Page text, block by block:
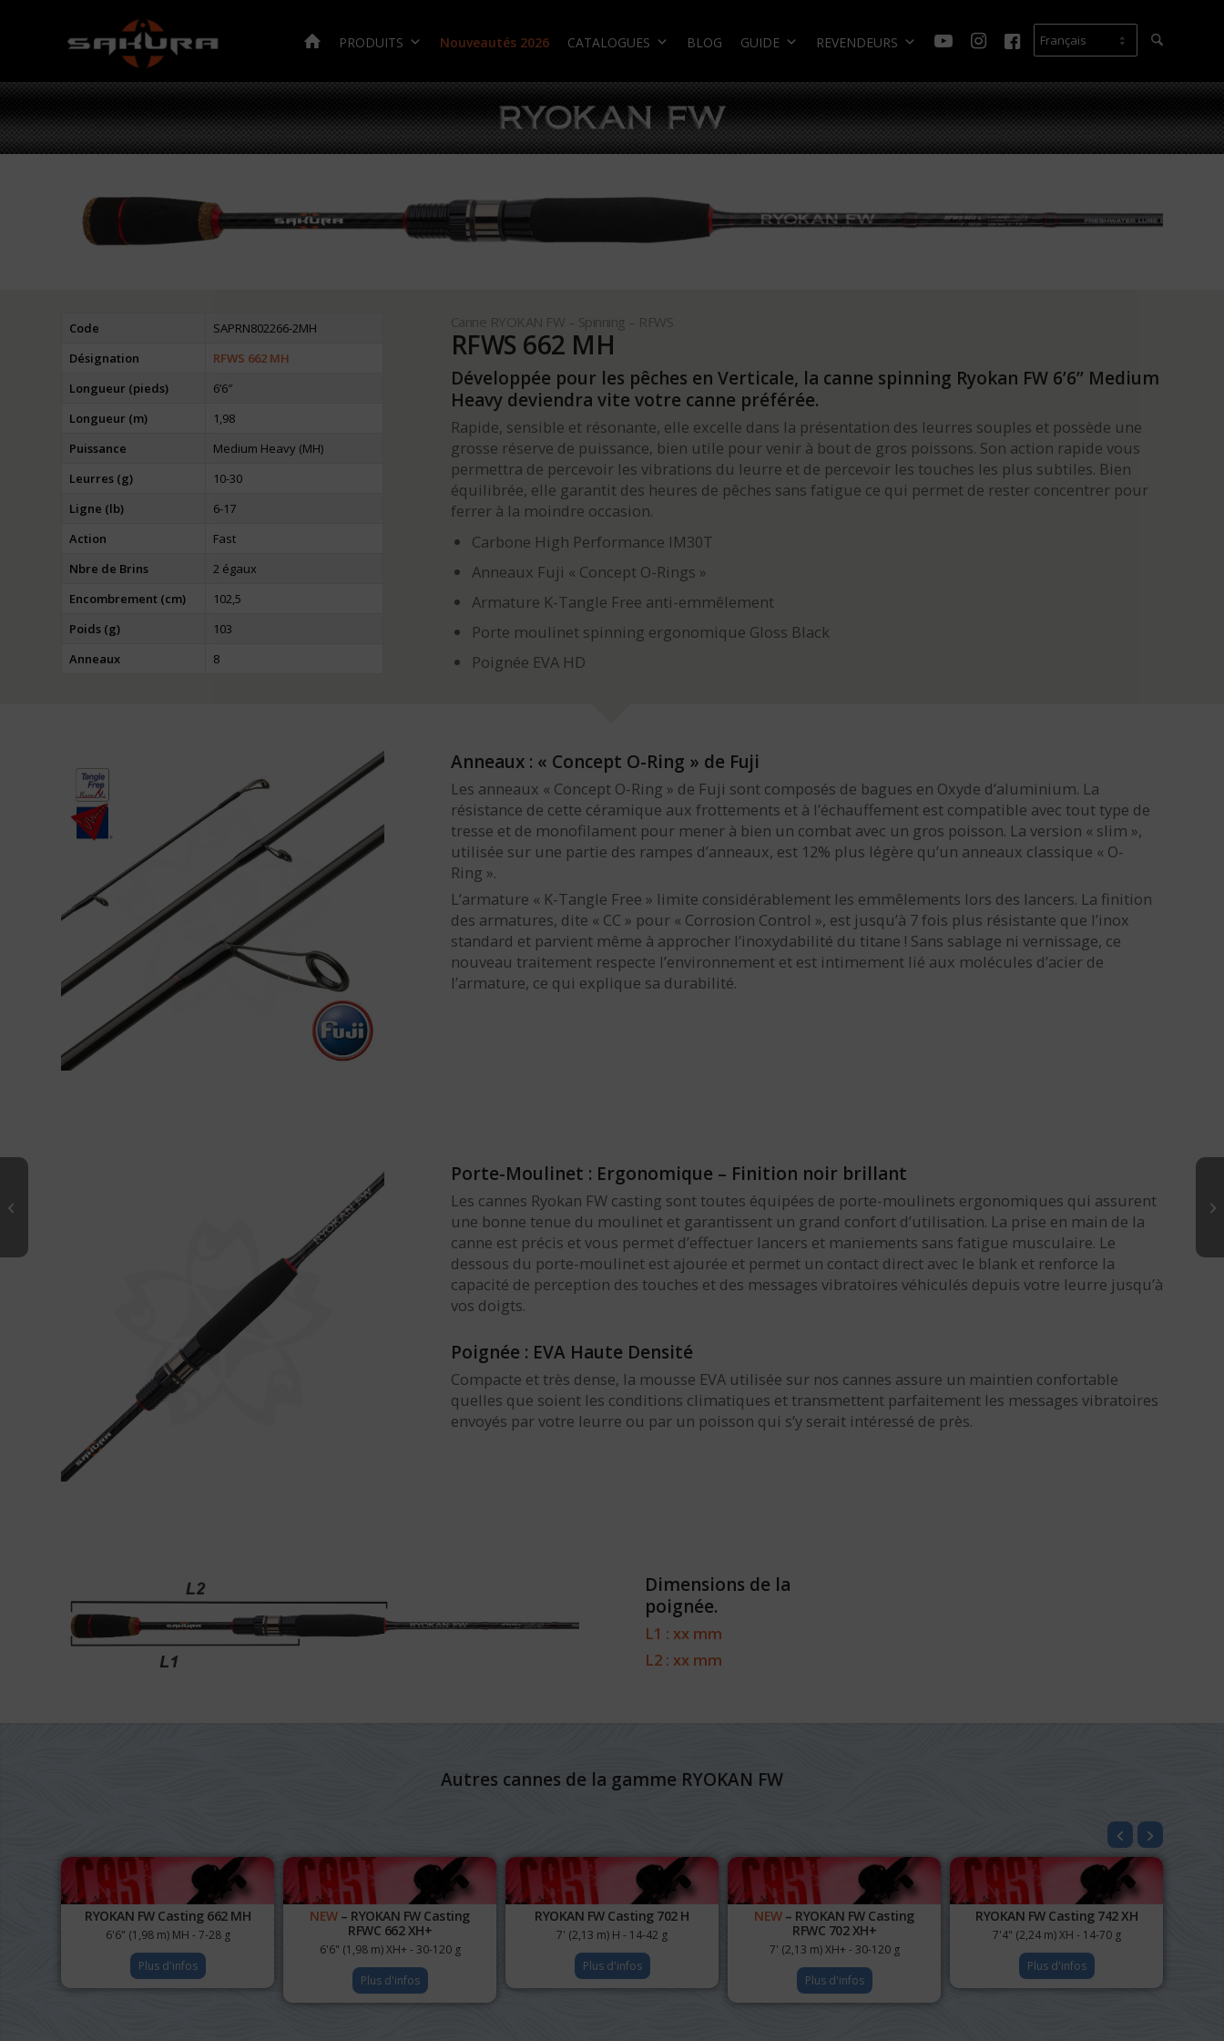
PRODUITS Nouveautés 2026 CATALOGUES BLOG GUIDE REVENDEURS
Code
SAPRN802266-2MH
Désignation
RFWS 662 MH
Longueur (pieds)
6’6″
Longueur (m)
1,98
Puissance
Medium Heavy (MH)
Leurres (g)
10-30
Ligne (lb)
6-17
Action
Fast
Nbre de Brins
2 égaux
Encombrement (cm)
102,5
Poids (g)
103
Anneaux
8
Canne RYOKAN FW – Spinning – RFWS
RFWS 662 MH
Développée pour les pêches en Verticale, la canne spinning Ryokan FW 6’6’’ Medium
Heavy deviendra vite votre canne préférée.
Rapide, sensible et résonante, elle excelle dans la présentation des leurres souples et possède une
grosse réserve de puissance, bien utile pour venir à bout de gros poissons. Son action rapide vous
permettra de percevoir les vibrations du leurre et de percevoir les touches les plus subtiles. Bien
équilibrée, elle garantit des heures de pêches sans fatigue ce qui permet de rester concentrer pour
ferrer à la moindre occasion.
Carbone High Performance IM30T
Anneaux Fuji « Concept O-Rings »
Armature K-Tangle Free anti-emmêlement
Porte moulinet spinning ergonomique Gloss Black
Poignée EVA HD
Anneaux : « Concept O-Ring » de Fuji
Les anneaux « Concept O-Ring » de Fuji sont composés de bagues en Oxyde d’aluminium. La
résistance de cette céramique aux frottements et à l’échauffement est compatible avec tout type de
tresse et de monofilament pour mener à bien un combat avec un gros poisson. La version « slim »,
utilisée sur une partie des rampes d’anneaux, est 12% plus légère qu’un anneaux classique « O-
Ring ».
L’armature « K-Tangle Free » limite considérablement les emmêlements lors des lancers. La finition
des armatures, dite « CC » pour « Corrosion Control », est jusqu’à 7 fois plus résistante que l’inox
standard et parvient même à approcher l’inoxydabilité du titane ! Sans sablage ni vernissage, ce
nouveau traitement respecte l’environnement et est intimement lié aux molécules d’acier de
l’armature, ce qui explique sa durabilité.
Porte-Moulinet : Ergonomique – Finition noir brillant
Les cannes Ryokan FW casting sont toutes équipées de porte-moulinets ergonomiques qui assurent
une bonne tenue du moulinet et garantissent un grand confort d’utilisation. La prise en main de la
canne est précis et vous permet d’effectuer lancers et maniements sans fatigue musculaire. Le
dessous du porte-moulinet est ajourée et permet un contact direct avec le blank et renforce la
capacité de perception des touches et des messages vibratoires véhiculés depuis votre leurre jusqu’à
vos doigts.
Poignée : EVA Haute Densité
Compacte et très dense, la mousse EVA utilisée sur nos cannes assure un maintien confortable
quelles que soient les conditions climatiques et transmettent parfaitement les messages vibratoires
envoyés par votre leurre ou par un poisson qui s’y serait intéressé de près.
Dimensions de la
poignée.
L1 : xx mm
L2 : xx mm
Autres cannes de la gamme RYOKAN FW
RYOKAN FW Casting 662 MH
6'6" (1,98 m) MH - 7-28 g
Plus d'infos
NEW– RYOKAN FW Casting
RFWC 662 XH+
6'6" (1,98 m) XH+ - 30-120 g
Plus d'infos
RYOKAN FW Casting 702 H
7' (2,13 m) H - 14-42 g
Plus d'infos
NEW– RYOKAN FW Casting
RFWC 702 XH+
7' (2,13 m) XH+ - 30-120 g
Plus d'infos
RYOKAN FW Casting 742 XH
7'4" (2,24 m) XH - 14-70 g
Plus d'infos